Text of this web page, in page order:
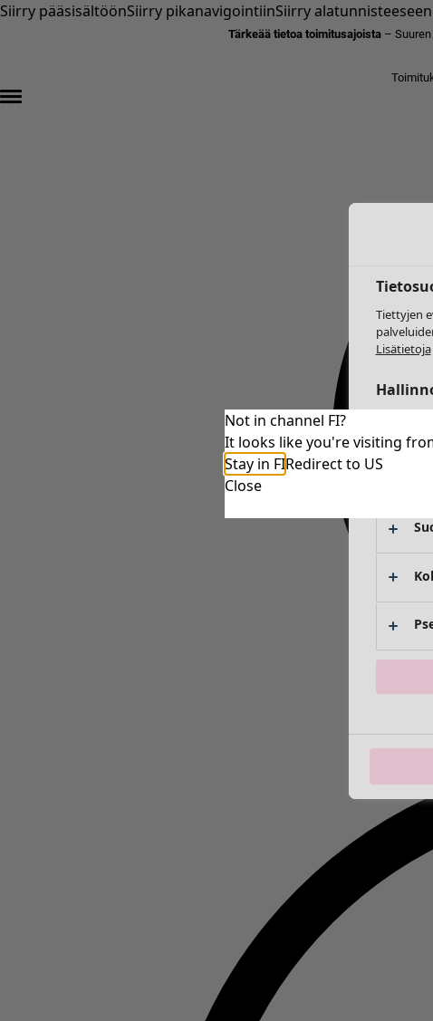
Siirry pääsisältöönSiirry pikanavigointiinSiirry alatunnisteeseen
Tärkeää tietoa toimitusajoista –
Not in channel FI?
It looks like you're visiting
Stay in FIRedirect to US
Close
Tiettyjen
Lisätietoja